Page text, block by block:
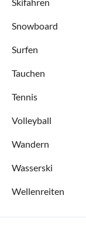
Snowboard
Surfen
Tauchen
Tennis
Volleyball
Wandern
Wasserski
Wellenreiten